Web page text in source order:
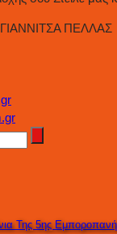
ΠΕΛΛΑΣ
Της 5ης